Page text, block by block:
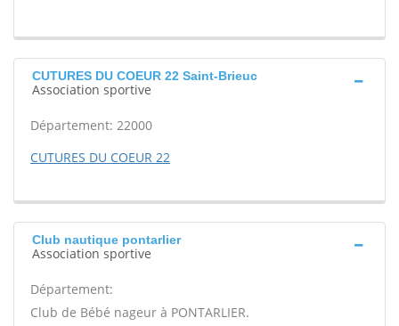
CUTURES DU COEUR 22 Saint-Brieuc
Association sportive
Département: 22000
CUTURES DU COEUR 22
Club nautique pontarlier
Association sportive
Département:
Club de Bébé nageur à PONTARLIER.